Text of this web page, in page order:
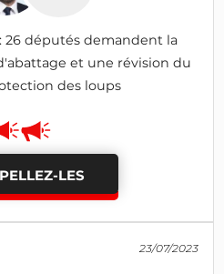
26 députés demandent la
et une révision du
des loups
LES
23/07/2023